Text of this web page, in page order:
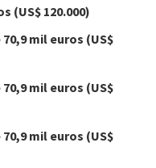
(US$ 120.000)
mil euros (US$
mil euros (US$
mil euros (US$